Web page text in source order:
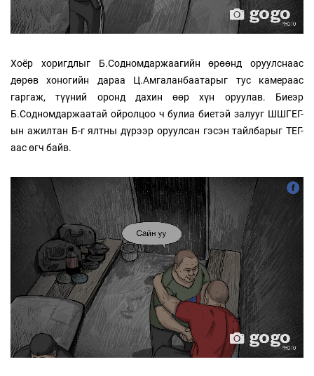
Хоёр хоригдлыг Б.Содномдаржаагийн өрөөнд оруулснаас
дөрөв хоногийн дараа Ц.Амгаланбаатарыг тус камераас
гаргаж, түүний оронд дахин өөр хүн оруулав. Биеэр
Б.Содномдаржаатай ойролцоо ч булиа биетэй залууг ШШГЕГ-
ын ажилтан Б-г ялтны дүрээр оруулсан гэсэн тайлбарыг ТЕГ-
аас өгч байв.